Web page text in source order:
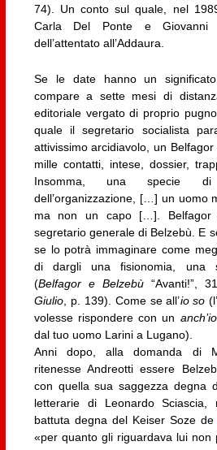
74). Un conto sul quale, nel
Carla Del Ponte e Giovanni
dell’attentato all’Addaura.
Se le date hanno un
compare a sette mesi di
editoriale vergato di proprio
quale il segretario socialista
attivissimo arcidiavolo, un
mille contatti, intese, dossier,
Insomma, una specie di
dell’organizzazione, […] un uomo
ma non un capo […]. Belfagor
segretario generale di Belzebù. E
se lo potrà immaginare come
di dargli una fisionomia, una
(Belfagor e Belzebù“Avanti!”,
Giulio, p. 139). Come se all’io so
volesse rispondere con un
dal tuo uomo Larini a Lugano).
Anni dopo, alla domanda di
ritenesse Andreotti essere
con quella sua saggezza degna
letterarie di Leonardo Sciascia,
battuta degna del Keiser Soze de
«per quanto gli riguardava lui non